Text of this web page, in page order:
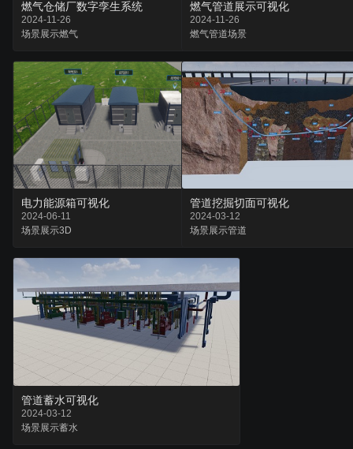
燃气仓储厂数字孪生系统
2024-11-26
场景展示燃气
燃气管道展示可视化
2024-11-26
燃气管道场景
电力能源箱可视化
2024-06-11
场景展示3D
管道挖掘切面可视化
2024-03-12
场景展示管道
管道蓄水可视化
2024-03-12
场景展示蓄水